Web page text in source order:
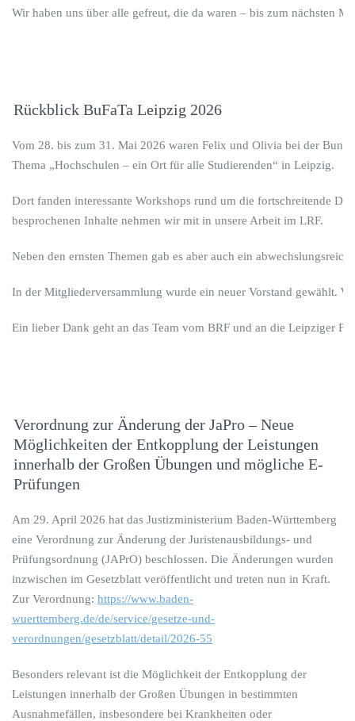
Wir haben uns über alle gefreut, die da waren – bis zum nächsten
Rückblick BuFaTa Leipzig 2026
Vom 28. bis zum 31. Mai 2026 waren Felix und Olivia bei der
Thema „Hochschulen – ein Ort für alle Studierenden“ in Leipzig.
Dort fanden interessante Workshops rund um die fortschreitende
besprochenen Inhalte nehmen wir mit in unsere Arbeit im LRF.
Neben den ernsten Themen gab es aber auch ein
In der Mitgliederversammlung wurde ein neuer Vorstand gewählt.
Ein lieber Dank geht an das Team vom BRF und an die Leipziger
Verordnung zur Änderung der JaPro – Neue
Möglichkeiten der Entkopplung der Leistungen
innerhalb der Großen Übungen und mögliche E-
Prüfungen
Am 29. April 2026 hat das Justizministerium Baden-Württemberg
eine Verordnung zur Änderung der Juristenausbildungs- und
Prüfungsordnung (JAPrO) beschlossen. Die Änderungen wurden
inzwischen im Gesetzblatt veröffentlicht und treten nun in Kraft.
Zur Verordnung: https://www.baden-
wuerttemberg.de/de/service/gesetze-und-
verordnungen/gesetzblatt/detail/2026-55
Besonders relevant ist die Möglichkeit der Entkopplung der
Leistungen innerhalb der Großen Übungen in bestimmten
Ausnahmefällen, insbesondere bei Krankheiten oder